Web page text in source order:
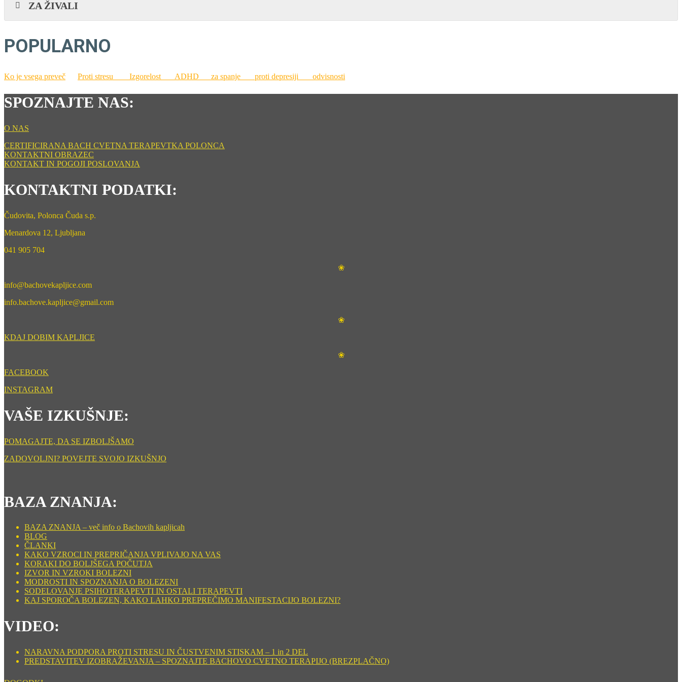
ZA ŽIVALI
POPULARNO
Ko je vsega preveč Proti stresu Izgorelost ADHD za spanje proti depresiji odvisnosti
SPOZNAJTE NAS:
O NAS
CERTIFICIRANA BACH CVETNA TERAPEVTKA POLONCA
KONTAKTNI OBRAZEC
KONTAKT IN POGOJI POSLOVANJA
KONTAKTNI PODATKI:
Čudovita, Polonca Čuda s.p.
Menardova 12, Ljubljana
041 905 704
❀
info@bachovekapljice.com
info.bachove.kapljice@gmail.com
❀
KDAJ DOBIM KAPLJICE
❀
FACEBOOK
INSTAGRAM
VAŠE IZKUŠNJE:
POMAGAJTE, DA SE IZBOLJŠAMO
ZADOVOLJNI? POVEJTE SVOJO IZKUŠNJO
BAZA ZNANJA:
BAZA ZNANJA – več info o Bachovih kapljicah
BLOG
ČLANKI
KAKO VZROCI IN PREPRIČANJA VPLIVAJO NA VAS
KORAKI DO BOLJŠEGA POČUTJA
IZVOR IN VZROKI BOLEZNI
MODROSTI IN SPOZNANJA O BOLEZENI
SODELOVANJE PSIHOTERAPEVTI IN OSTALI TERAPEVTI
KAJ SPOROČA BOLEZEN, KAKO LAHKO PREPREČIMO MANIFESTACIJO BOLEZNI?
VIDEO:
NARAVNA PODPORA PROTI STRESU IN ČUSTVENIM STISKAM – 1 in 2 DEL
PREDSTAVITEV IZOBRAŽEVANJA – SPOZNAJTE BACHOVO CVETNO TERAPIJO (BREZPLAČNO)